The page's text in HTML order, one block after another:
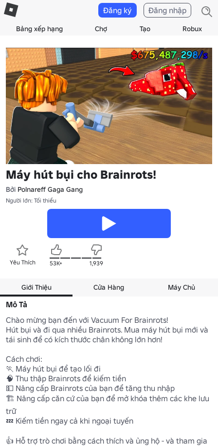
Bảng xếp hạng Chợ Tạo Robux
Đăng ký Đăng nhập
Máy hút bụi cho Brainrots!
Bởi Polnareff Gaga Gang
Người lớn: Tối thiểu
Yêu Thích 53K+ 1,939
Giới Thiệu Cửa Hàng Máy Chủ
Mô Tả
Chào mừng bạn đến với Vacuum For Brainrots!
Hút bụi và đi qua nhiều Brainrots. Mua máy hút bụi mới và
tái sinh để có kích thước chân không lớn hơn!
Cách chơi:
🏃 Máy hút bụi để tạo lối đi
🧠 Thu thập Brainrots để kiếm tiền
💵 Nâng cấp Brainrots của bạn để tăng thu nhập
🏗️ Nâng cấp căn cứ của bạn để mở khóa thêm các khe lưu
trữ
💤 Kiếm tiền ngay cả khi ngoại tuyến
👍 Hỗ trợ trò chơi bằng cách thích và ủng hộ - và tham gia